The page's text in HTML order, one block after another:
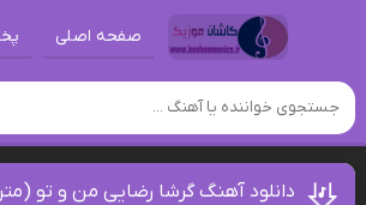
صفحه اصلی
دانلود آهنگ گرشا رضایی من و تو